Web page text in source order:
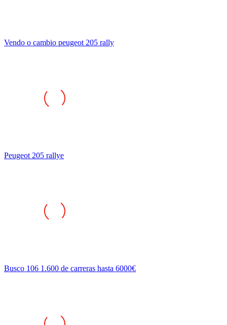
Vendo o cambio peugeot 205 rally
Peugeot 205 rallye
Busco 106 1.600 de carreras hasta 6000€